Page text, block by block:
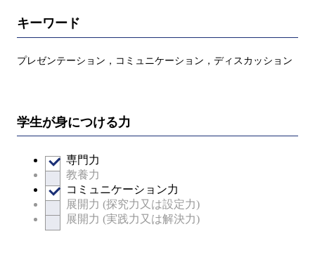
キーワード
プレゼンテーション，コミュニケーション，ディスカッション
学生が身につける力
専門力
教養力
コミュニケーション力
展開力 (探究力又は設定力)
展開力 (実践力又は解決力)